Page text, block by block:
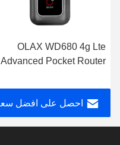
OLAX WD680 4g Lte
Advanced Pocket Router
Modem OEM
احصل على افضل